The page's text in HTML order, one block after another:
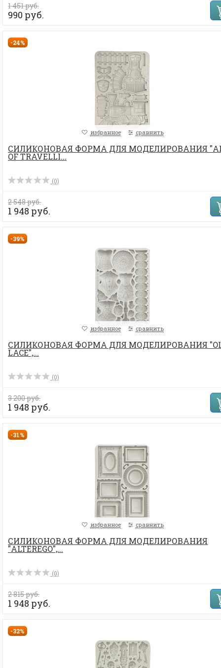
1 451 руб.
990 руб.
-24%
избранное сравнить
СИЛИКОНОВАЯ ФОРМА ДЛЯ МОДЕЛИРОВАНИЯ
OF TRAVELLI...
(0)
2 548 руб.
1 948 руб.
-39%
избранное сравнить
СИЛИКОНОВАЯ ФОРМА ДЛЯ МОДЕЛИРОВАНИЯ
LACE",...
(0)
3 200 руб.
1 948 руб.
-31%
избранное сравнить
СИЛИКОНОВАЯ ФОРМА ДЛЯ МОДЕЛИРОВАНИЯ
"ALTEREGO",...
(0)
2 815 руб.
1 948 руб.
-32%